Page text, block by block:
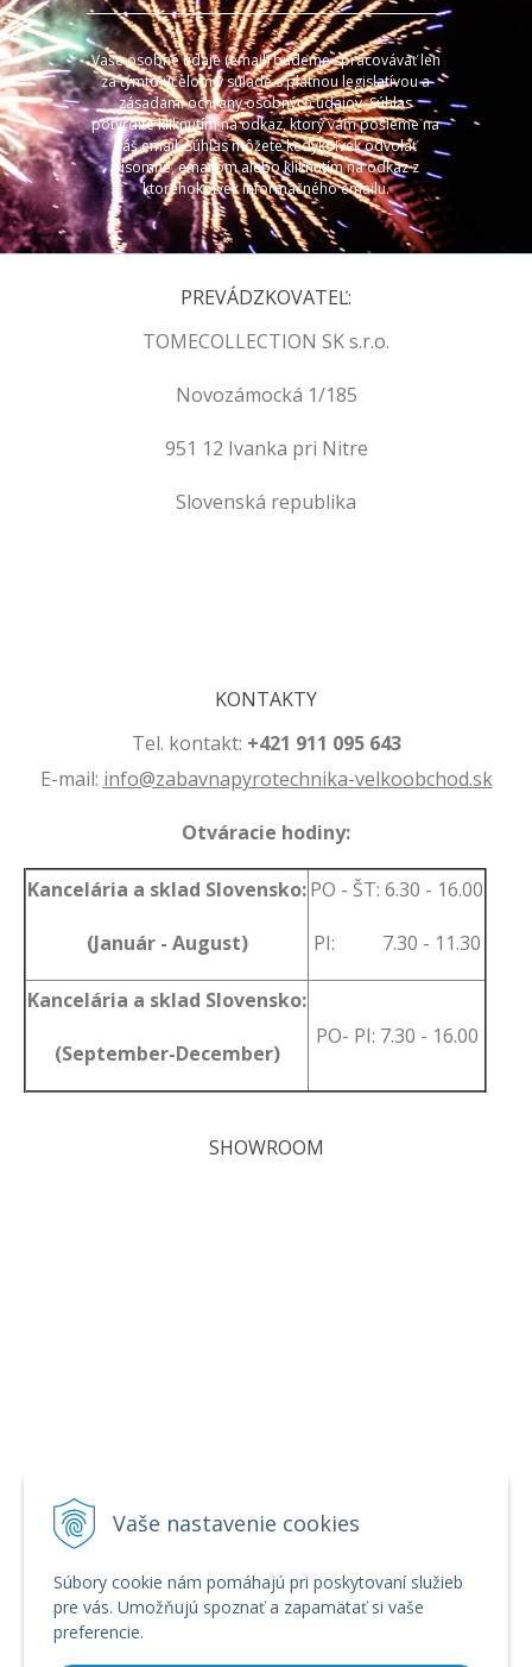
Vaše nastavenie cookies
Súbory cookie nám pomáhajú pri poskytovaní služieb
pre vás. Umožňujú spoznať a zapamätať si vaše
preferencie.
Vaše osobné údaje (email) budeme spracovávať len
za týmto účelom v súlade s platnou legislatívou a
zásadami ochrany osobných údajov. Súhlas
potvrdíte kliknutím na odkaz, ktorý vám pošleme na
váš email. Súhlas môžete kedykoľvek odvolať
písomne, emailom alebo kliknutím na odkaz z
ktoréhokoľvek informačného emailu.
PREVÁDZKOVATEĽ:
TOMECOLLECTION SK s.r.o.
Novozámocká 1/185
951 12 Ivanka pri Nitre
Slovenská republika
KONTAKTY
Tel. kontakt: +421 911 095 643
E-mail: info@zabavnapyrotechnika-velkoobchod.sk
Otváracie hodiny:
Kancelária a sklad Slovensko:
(Január - August)
PO - ŠT: 6.30 - 16.00
PI: 7.30 - 11.30
Kancelária a sklad Slovensko:
(September-December)
PO- PI: 7.30 - 16.00
SHOWROOM